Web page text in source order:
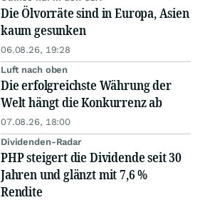
Die Ölvorräte sind in Europa, Asien
kaum gesunken
06.08.26, 19:28
Luft nach oben
Die erfolgreichste Währung der
Welt hängt die Konkurrenz ab
07.08.26, 18:00
Dividenden-Radar
PHP steigert die Dividende seit 30
Jahren und glänzt mit 7,6 %
Rendite